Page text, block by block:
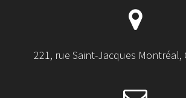
221, rue Saint-Jacques Montréal,